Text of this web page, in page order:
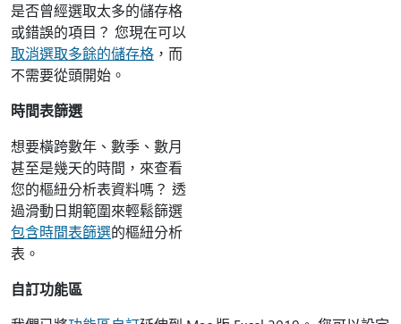
是否曾經選取太多的儲存格
或錯誤的項目？ 您現在可以
取消選取多餘的儲存格 ，而
不需要從頭開始。
時間表篩選
想要橫跨數年、數季、數月
甚至是幾天的時間，來查看
您的樞紐分析表資料嗎？ 透
過滑動日期範圍來輕鬆篩選
包含時間表篩選的樞紐分析
表。
自訂功能區